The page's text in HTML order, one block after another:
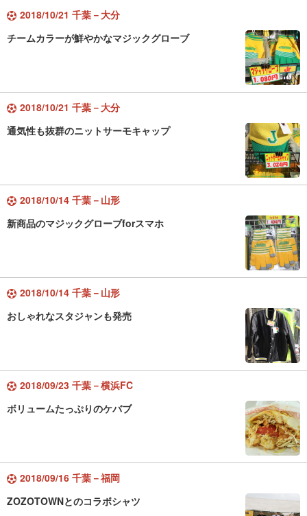
2018/10/21 千葉－大分
チームカラーが鮮やかなマジックグローブ
2018/10/21 千葉－大分
通気性も抜群のニットサーモキャップ
2018/10/14 千葉－山形
新商品のマジックグローブforスマホ
2018/10/14 千葉－山形
おしゃれなスタジャンも発売
2018/09/23 千葉－横浜FC
ボリュームたっぷりのケバブ
2018/09/16 千葉－福岡
ZOZOTOWNとのコラボシャツ